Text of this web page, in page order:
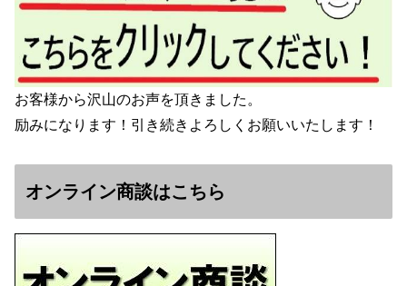
お客様から沢山のお声を頂きました。
励みになります！引き続きよろしくお願いいたします！
オンライン商談はこちら